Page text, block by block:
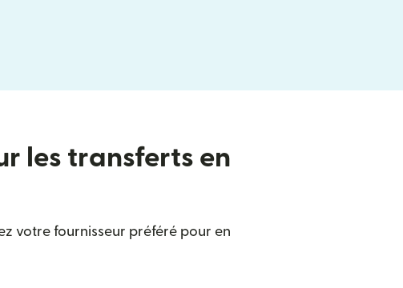
les transferts en
votre fournisseur préféré pour en